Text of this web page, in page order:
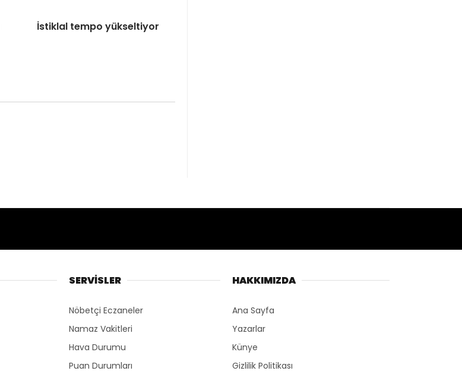
İstiklal tempo yükseltiyor
SERVİSLER
Nöbetçi Eczaneler
Namaz Vakitleri
Hava Durumu
Puan Durumları
HAKKIMIZDA
Ana Sayfa
Yazarlar
Künye
Gizlilik Politikası